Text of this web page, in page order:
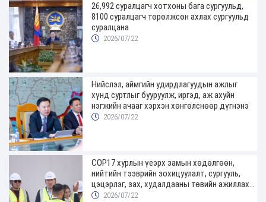
26,992 суралцагч хотхоны бага сургуульд,
8100 суралцагч төрөлжсөн ахлах сургуульд
суралцана
2026/07/22
Нийслэл, аймгийн удирдлагуудын ажлыг
хүнд суртлыг бууруулж, иргэд, аж ахуйн
нэгжийн ачааг хэрхэн хөнгөлснөөр дүгнэнэ
2026/07/22
COP17 хурлын үеэрх замын хөдөлгөөн,
нийтийн тээврийн зохицуулалт, сургууль,
цэцэрлэг, зах, худалдааны төвийн ажиллах
хуваарийг гаргаж, иргэдэд мэдээлэхийг
2026/07/22